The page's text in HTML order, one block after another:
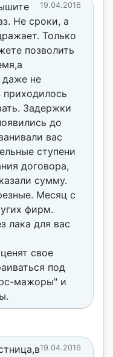
19.04.2016
Не сроки, а
Только
позволить
даже не
Задержки
до
вас
ступени
договора,
сумму.
Месяц с
фирм.
лака для вас
свое
под
мажоры" и
19.04.2016